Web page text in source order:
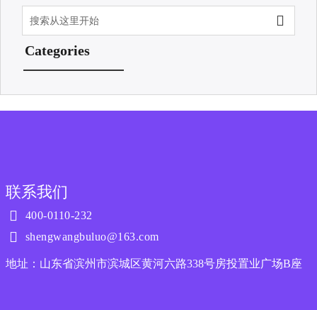

Categories
联系我们
 400-0110-232
 shengwangbuluo@163.com
地址：山东省滨州市滨城区黄河六路338号房投置业广场B座